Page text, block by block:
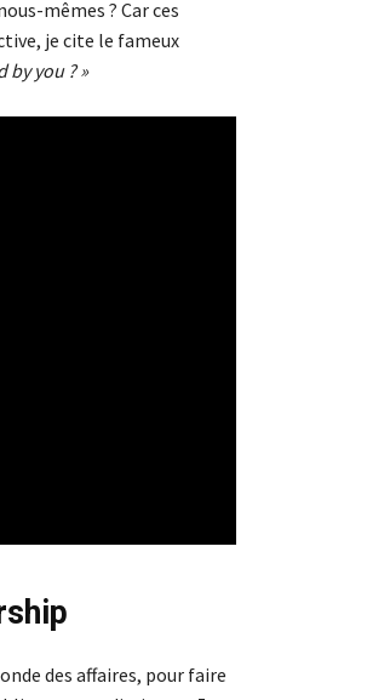
mêmes ? Car ces
je cite le fameux
by you ? »
des affaires, pour faire